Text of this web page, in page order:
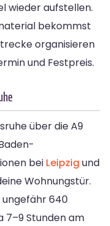
wieder aufstellen.
bekommst
organisieren
und Festpreis.
über die A9
bei Leipzig und
Wohnungstür.
ungefähr 640
7–9 Stunden am